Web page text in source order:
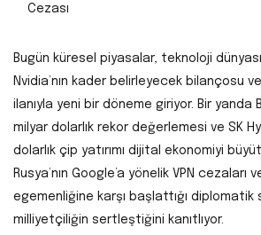
Cezası
Bugün küresel piyasalar, teknoloji
Nvidia’nın kader belirleyecek bilançosu ve
ilanıyla yeni bir döneme giriyor. Bir yanda
milyar dolarlık rekor değerlemesi ve SK
dolarlık çip yatırımı dijital ekonomiyi
Rusya’nın Google’a yönelik VPN cezaları
egemenliğine karşı başlattığı
milliyetçiliğin sertleştiğini kanıtlıyor.